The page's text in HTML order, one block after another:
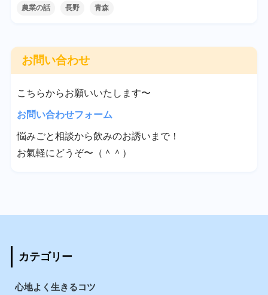
農業の話 長野 青森
お問い合わせ
こちらからお願いいたします〜
お問い合わせフォーム
悩みごと相談から飲みのお誘いまで！
お氣軽にどうぞ〜（＾＾）
カテゴリー
心地よく生きるコツ